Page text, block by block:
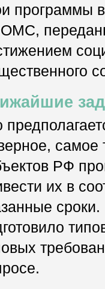
программы
самое
РФ
их в